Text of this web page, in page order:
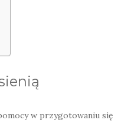
w przygotowaniu się